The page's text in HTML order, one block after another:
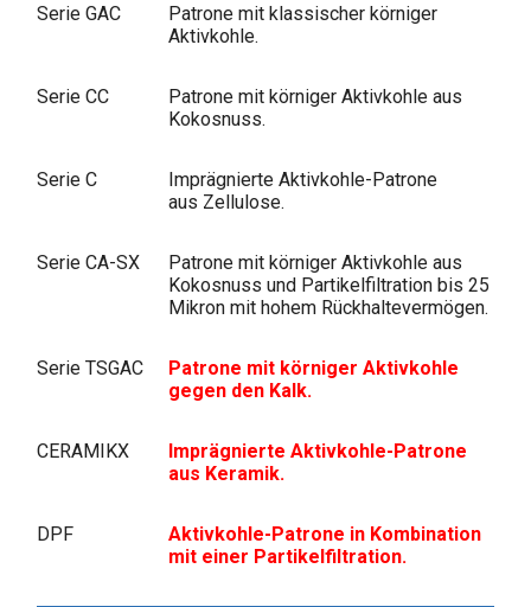
Serie GAC
Patrone mit klassischer körniger
Aktivkohle.
Serie CC
Patrone mit körniger Aktivkohle aus
Kokosnuss.
Serie C
Imprägnierte Aktivkohle-Patrone
aus Zellulose.
Serie CA-SX
Patrone mit körniger Aktivkohle aus
Kokosnuss und Partikelfiltration bis 25
Mikron mit hohem Rückhaltevermögen.
Serie TSGAC
Patrone mit körniger Aktivkohle
gegen den Kalk.
CERAMIKX
Imprägnierte Aktivkohle-Patrone
aus Keramik.
DPF
Aktivkohle-Patrone in Kombination
mit einer Partikelfiltration.